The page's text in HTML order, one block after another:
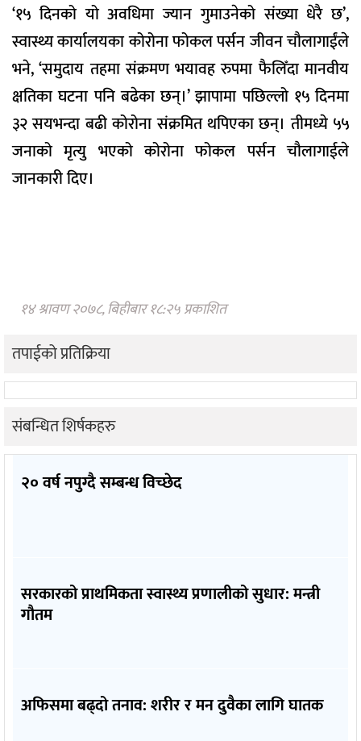
‘१५ दिनको यो अवधिमा ज्यान गुमाउनेको संख्या धेरै छ’,
स्वास्थ्य कार्यालयका कोरोना फोकल पर्सन जीवन चौलागाईंले
भने, ‘समुदाय तहमा संक्रमण भयावह रुपमा फैलिँदा मानवीय
क्षतिका घटना पनि बढेका छन्।’ झापामा पछिल्लो १५ दिनमा
३२ सयभन्दा बढी कोरोना संक्रमित थपिएका छन्। तीमध्ये ५५
जनाको मृत्यु भएको कोरोना फोकल पर्सन चौलागाईले
जानकारी दिए।
१४ श्रावण २०७८, बिहीबार १८:२५ प्रकाशित
तपाईको प्रतिक्रिया
संबन्धित शिर्षकहरु
२० वर्ष नपुग्दै सम्बन्ध विच्छेद
सरकारको प्राथमिकता स्वास्थ्य प्रणालीको सुधार: मन्त्री
गौतम
अफिसमा बढ्दो तनाव: शरीर र मन दुवैका लागि घातक